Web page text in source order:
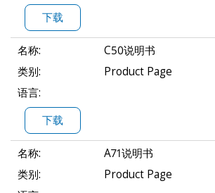
下载
名称:
C50说明书
类别:
Product Page
语言:
下载
名称:
A71说明书
类别:
Product Page